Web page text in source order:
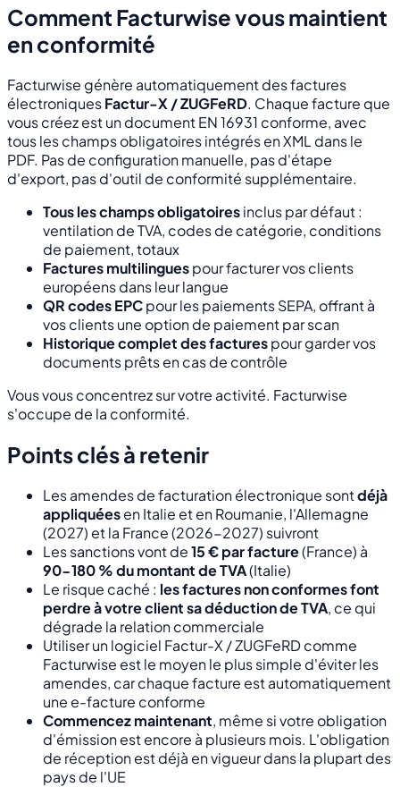
Comment Facturwise vous maintient
en conformité
Facturwise génère automatiquement des factures
électroniquesFactur-X / ZUGFeRD. Chaque facture que
vous créez est un document EN 16931 conforme, avec
tous les champs obligatoires intégrés en XML dans le
PDF. Pas de configuration manuelle, pas d'étape
d'export, pas d'outil de conformité supplémentaire.
Tous les champs obligatoiresinclus par défaut :
ventilation de TVA, codes de catégorie, conditions
de paiement, totaux
Factures multilinguespour facturer vos clients
européens dans leur langue
QR codes EPCpour les paiements SEPA, offrant à
vos clients une option de paiement par scan
Historique complet des facturespour garder vos
documents prêts en cas de contrôle
Vous vous concentrez sur votre activité. Facturwise
s'occupe de la conformité.
Points clés à retenir
Les amendes de facturation électronique sontdéjà
appliquéesen Italie et en Roumanie, l'Allemagne
(2027) et la France (2026-2027) suivront
Les sanctions vont de15 € par facture(France) à
90-180 % du montant de TVA(Italie)
Le risque caché : les factures non conformes font
perdre à votre client sa déduction de TVA, ce qui
dégrade la relation commerciale
Utiliser un logiciel Factur-X / ZUGFeRD comme
Facturwise est le moyen le plus simple d'éviter les
amendes, car chaque facture est automatiquement
une e-facture conforme
Commencez maintenant, même si votre obligation
d'émission est encore à plusieurs mois. L'obligation
de réception est déjà en vigueur dans la plupart des
pays de l'UE